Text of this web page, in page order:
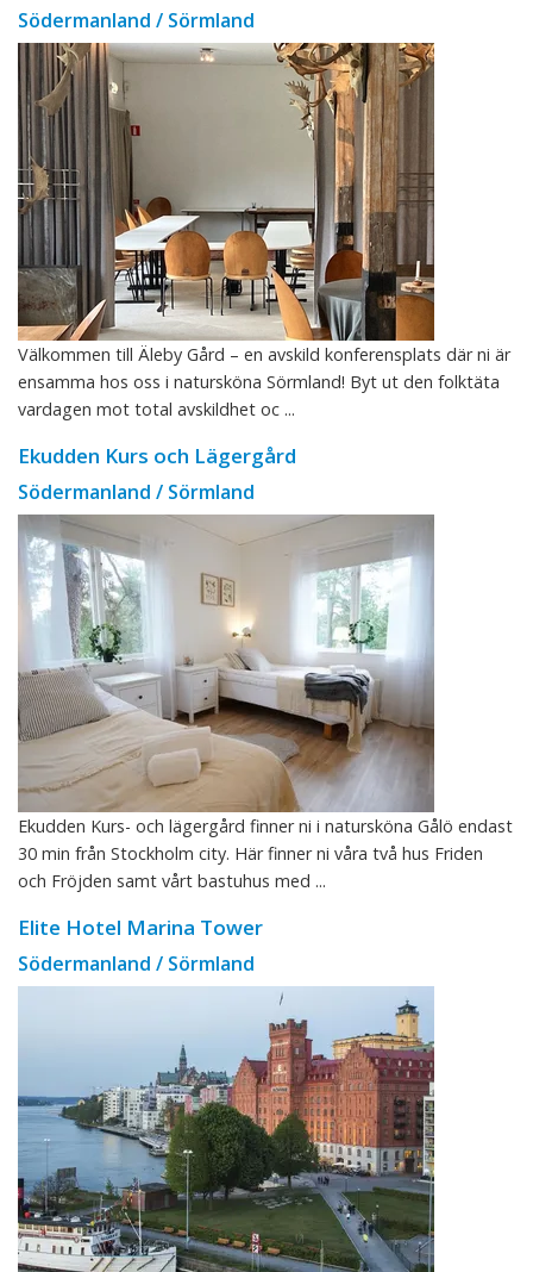
Södermanland / Sörmland
Välkommen till Äleby Gård – en avskild konferensplats där ni är
ensamma hos oss i natursköna Sörmland! Byt ut den folktäta
vardagen mot total avskildhet oc ...
Ekudden Kurs och Lägergård
Södermanland / Sörmland
Ekudden Kurs- och lägergård finner ni i natursköna Gålö endast
30 min från Stockholm city. Här finner ni våra två hus Friden
och Fröjden samt vårt bastuhus med ...
Elite Hotel Marina Tower
Södermanland / Sörmland